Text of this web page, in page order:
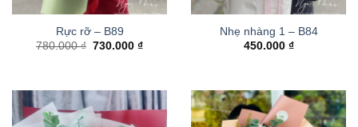
Rực rỡ – B89
780.000₫ Giá
730.000₫Giá
Nhẹ nhàng 1 – B84
450.000 ₫